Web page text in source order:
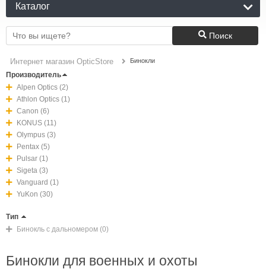
Каталог
Поиск
Интернет магазин OpticStore Бинокли
Производитель
Alpen Optics (2)
Athlon Optics (1)
Canon (6)
KONUS (11)
Olympus (3)
Pentax (5)
Pulsar (1)
Sigeta (3)
Vanguard (1)
YuKon (30)
Тип
Бинокль с дальномером (0)
Бинокли для военных и охоты